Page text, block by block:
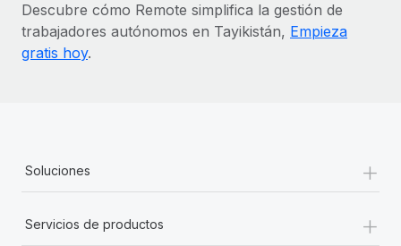
Descubre cómo Remote simplifica la gestión de
trabajadores autónomos en Tayikistán, Empieza
gratis hoy.
Soluciones +
Servicios de productos +